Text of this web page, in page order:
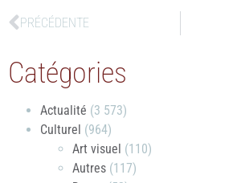
PRÉCÉDENTE
Catégories
Actualité (3 573)
Culturel (964)
Art visuel (110)
Autres (117)